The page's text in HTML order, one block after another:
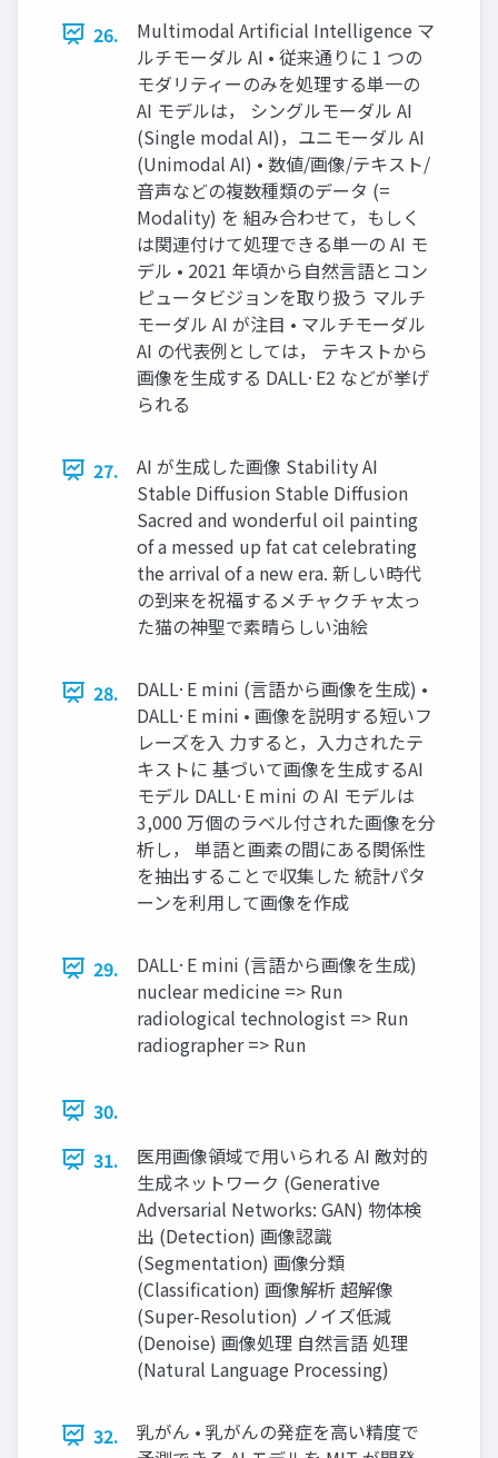
26.
Multimodal Artificial Intelligence マ
ルチモーダル AI • 従来通りに 1 つの
モダリティーのみを処理する単⼀の
AI モデルは， シングルモーダル AI
(Single modal AI)，ユニモーダル AI
(Unimodal AI) • 数値/画像/テキスト/
⾳声などの複数種類のデータ (=
Modality) を 組み合わせて，もしく
は関連付けて処理できる単⼀の AI モ
デル • 2021 年頃から⾃然⾔語とコン
ピュータビジョンを取り扱う マルチ
モーダル AI が注⽬ • マルチモーダル
AI の代表例としては， テキストから
画像を⽣成する DALL·E2 などが挙げ
られる
27.
AI が⽣成した画像 Stability AI
Stable Diﬀusion Stable Diffusion
Sacred and wonderful oil painting
of a messed up fat cat celebrating
the arrival of a new era. 新しい時代
の到来を祝福するメチャクチャ太っ
た猫の神聖で素晴らしい油絵
28.
DALL·E mini (⾔語から画像を⽣成) •
DALL·E mini • 画像を説明する短いフ
レーズを⼊ ⼒すると，⼊⼒されたテ
キストに 基づいて画像を⽣成するAI
モデル DALL·E mini の AI モデルは
3,000 万個のラベル付された画像を分
析し， 単語と画素の間にある関係性
を抽出することで収集した 統計パタ
ーンを利⽤して画像を作成
29.
DALL·E mini (⾔語から画像を⽣成)
nuclear medicine => Run
radiological technologist => Run
radiographer => Run
30.
31.
医⽤画像領域で⽤いられる AI 敵対的
⽣成ネットワーク (Generative
Adversarial Networks: GAN) 物体検
出 (Detection) 画像認識
(Segmentation) 画像分類
(Classification) 画像解析 超解像
(Super-Resolution) ノイズ低減
(Denoise) 画像処理 ⾃然⾔語 処理
(Natural Language Processing)
32.
乳がん • 乳がんの発症を⾼い精度で